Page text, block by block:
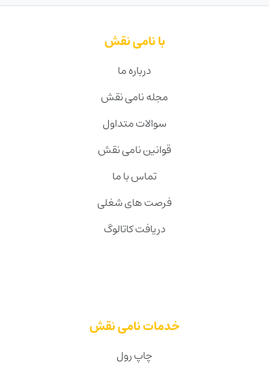
با نامی نقش
درباره ما
مجله نامی نقش
سوالات متداول
قوانین نامی نقش
تماس با ما
فرصت های شغلی
دریافت کاتالوگ
خدمات نامی نقش
چاپ رول